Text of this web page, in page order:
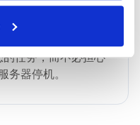
行时间
任务，而不必担心
器停机。